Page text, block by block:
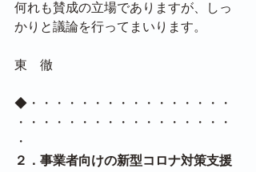
何れも賛成の立場でありますが、しっ
かりと議論を行ってまいります。
東　徹
◆・・・・・・・・・・・・・・・・
・・・・・・・・・・・・・・・・・
・
２．事業者向けの新型コロナ対策支援